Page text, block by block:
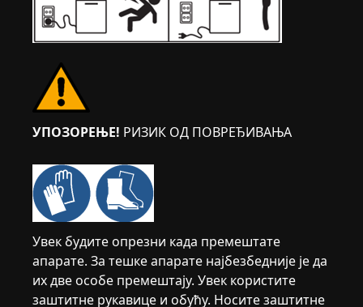
УПОЗОРЕЊЕ! РИЗИК ОД ПОВРЕЂИВАЊА
Увек будите опрезни када премештате
апарате. За тешке апарате најбезбедније је да
их две особе премештају. Увек користите
заштитне рукавице и обућу. Носите заштитне